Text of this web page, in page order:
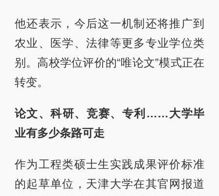
他还表示，今后这一机制还将推广到
农业、医学、法律等更多专业学位类
别。高校学位评价的“唯论文”模式正在
转变。
论文、科研、竞赛、专利……大学毕
业有多少条路可走
作为工程类硕士生实践成果评价标准
的起草单位，天津大学在其官网报道